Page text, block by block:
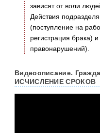
зависят от воли
Действия
(поступление на
регистрация брака)
правонарушений).
Видеоописание.
ИСЧИСЛЕНИЕ СРОКОВ